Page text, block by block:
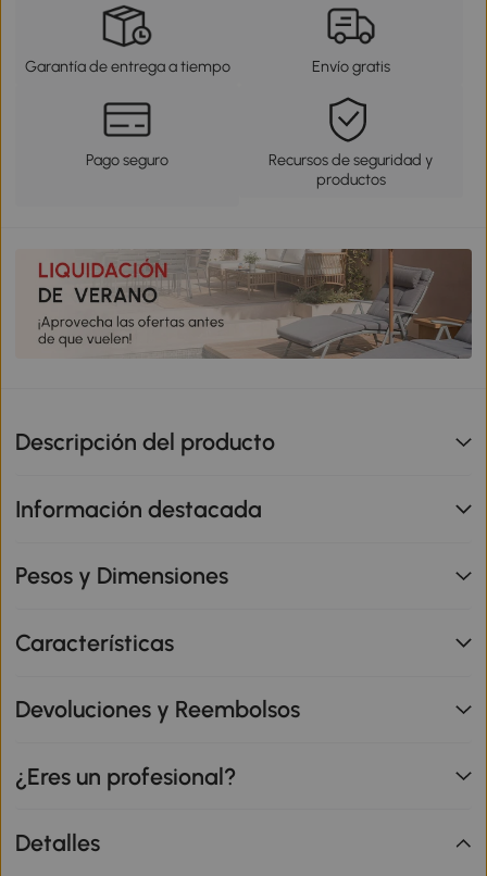
Garantía de entrega a tiempo Envío gratis
Pago seguro
Recursos de seguridad y
productos
Descripción del producto
Información destacada
Pesos y Dimensiones
Características
Devoluciones y Reembolsos
¿Eres un profesional?
Detalles